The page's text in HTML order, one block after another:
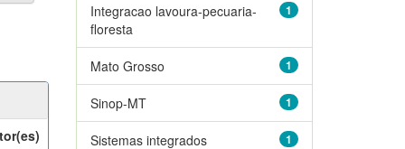
1
Integracao lavoura-pecuaria-
floresta
1
Mato Grosso
1
Sinop-MT
1
Sistemas integrados